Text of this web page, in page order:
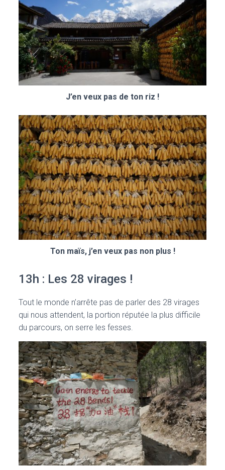
J’en veux pas de ton riz !
Ton maïs, j’en veux pas non plus !
13h : Les 28 virages !
Tout le monde n’arrête pas de parler des 28 virages
qui nous attendent, la portion réputée la plus difficile
du parcours, on serre les fesses.